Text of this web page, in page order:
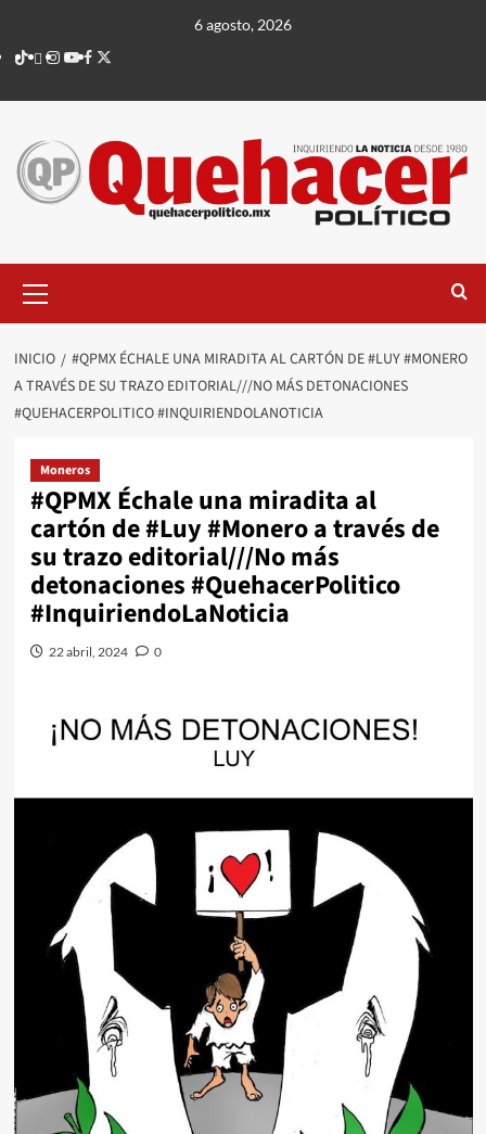
contenido
6 agosto, 2026
TikTok
threads
Instagram
Youtube
Facebook
X
principal
INICIO
#QPMX ÉCHALE UNA MIRADITA AL CARTÓN DE #LUY #MONERO
A TRAVÉS DE SU TRAZO EDITORIAL///NO MÁS DETONACIONES
#QUEHACERPOLITICO #INQUIRIENDOLANOTICIA
Moneros
#QPMX Échale una miradita al
cartón de #Luy #Monero a través de
su trazo editorial///No más
detonaciones #QuehacerPolitico
#InquiriendoLaNoticia
22 abril, 2024 0